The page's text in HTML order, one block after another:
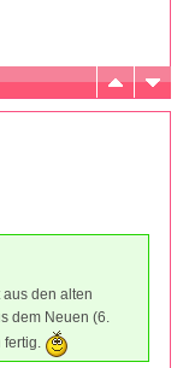
den alten
dem Neuen (6.